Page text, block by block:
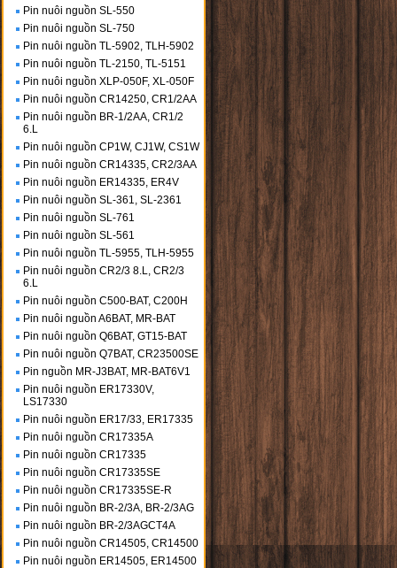
Pin nuôi nguồn SL-550
Pin nuôi nguồn SL-750
Pin nuôi nguồn TL-5902, TLH-5902
Pin nuôi nguồn TL-2150, TL-5151
Pin nuôi nguồn XLP-050F, XL-050F
Pin nuôi nguồn CR14250, CR1/2AA
Pin nuôi nguồn BR-1/2AA, CR1/2
6.L
Pin nuôi nguồn CP1W, CJ1W, CS1W
Pin nuôi nguồn CR14335, CR2/3AA
Pin nuôi nguồn ER14335, ER4V
Pin nuôi nguồn SL-361, SL-2361
Pin nuôi nguồn SL-761
Pin nuôi nguồn SL-561
Pin nuôi nguồn TL-5955, TLH-5955
Pin nuôi nguồn CR2/3 8.L, CR2/3
6.L
Pin nuôi nguồn C500-BAT, C200H
Pin nuôi nguồn A6BAT, MR-BAT
Pin nuôi nguồn Q6BAT, GT15-BAT
Pin nuôi nguồn Q7BAT, CR23500SE
Pin nguồn MR-J3BAT, MR-BAT6V1
Pin nuôi nguồn ER17330V,
LS17330
Pin nuôi nguồn ER17/33, ER17335
Pin nuôi nguồn CR17335A
Pin nuôi nguồn CR17335
Pin nuôi nguồn CR17335SE
Pin nuôi nguồn CR17335SE-R
Pin nuôi nguồn BR-2/3A, BR-2/3AG
Pin nuôi nguồn BR-2/3AGCT4A
Pin nuôi nguồn CR14505, CR14500
Pin nuôi nguồn ER14505, ER14500